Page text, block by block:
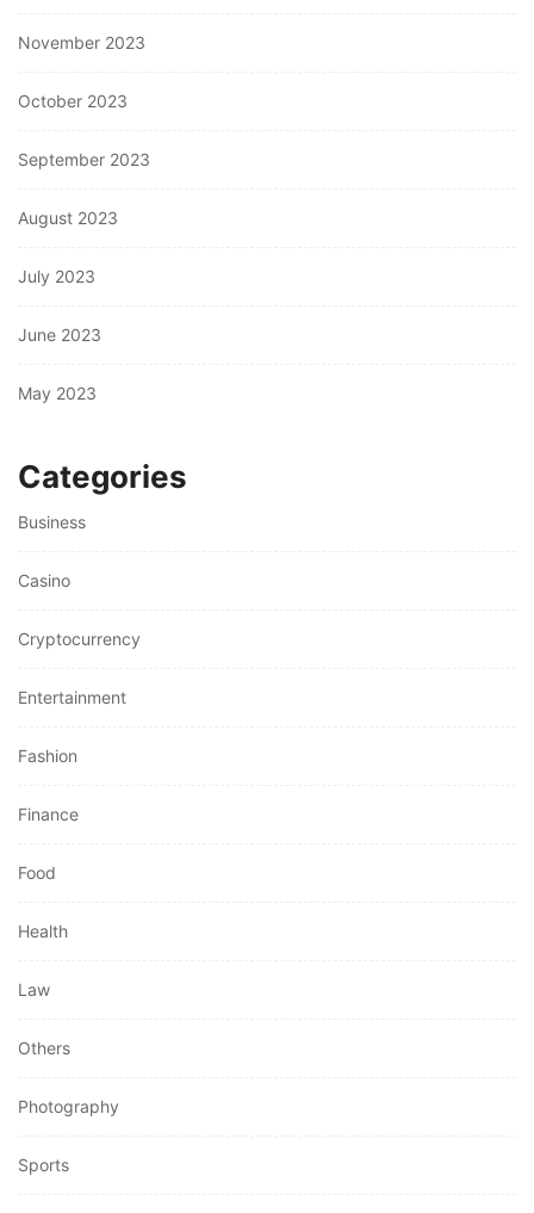
November 2023
October 2023
September 2023
August 2023
July 2023
June 2023
May 2023
Categories
Business
Casino
Cryptocurrency
Entertainment
Fashion
Finance
Food
Health
Law
Others
Photography
Sports